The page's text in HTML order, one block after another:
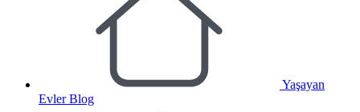
Yaşayan
Evler Blog